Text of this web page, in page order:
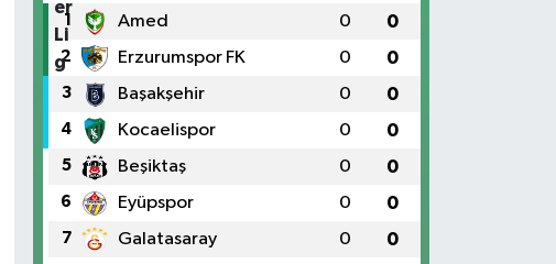
1 Amed 0 0
2 Erzurumspor FK 0 0
3 Başakşehir 0 0
4 Kocaelispor 0 0
5 Beşiktaş 0 0
6 Eyüpspor 0 0
7 Galatasaray 0 0